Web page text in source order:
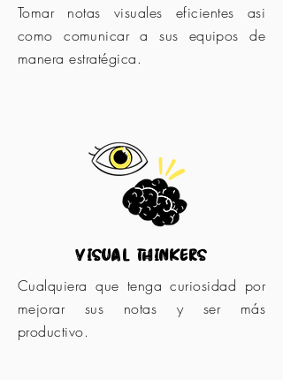
Tomar notas visuales eficientes asi
como comunicar a sus equipos de
manera estratégica.
visual thinkers
Cualquiera que tenga curiosidad por
mejorar sus notas y ser más
productivo.